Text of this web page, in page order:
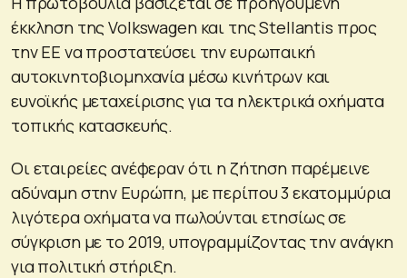
έκκληση της Volkswagen και της Stellantis προς
την ΕΕ να προστατεύσει την ευρωπαική
αυτοκινητοβιομηχανία μέσω κινήτρων και
ευνοϊκής μεταχείρισης για τα ηλεκτρικά οχήματα
τοπικής κατασκευής.
Οι εταιρείες ανέφεραν ότι η ζήτηση παρέμεινε
αδύναμη στην Ευρώπη, με περίπου 3 εκατομμύρια
λιγότερα οχήματα να πωλούνται ετησίως σε
σύγκριση με το 2019, υπογραμμίζοντας την ανάγκη
για πολιτική στήριξη.